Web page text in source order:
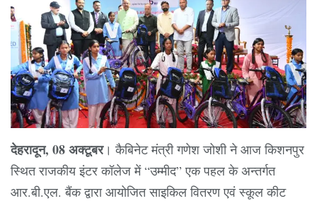
देहरादून, 08 अक्टूबर। कैबिनेट मंत्री गणेश जोशी ने आज किशनपुर
स्थित राजकीय इंटर कॉलेज में “उम्मीद” एक पहल के अन्तर्गत
आर.बी.एल. बैंक द्वारा आयोजित साइकिल वितरण एवं स्कूल कीट